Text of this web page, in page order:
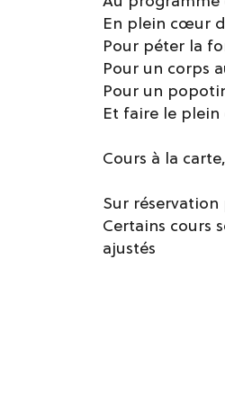
En plein cœur
Pour péter la
Pour un corps
Pour un
Et faire le
Cours à la
Sur réservation
Certains cours
ajustés